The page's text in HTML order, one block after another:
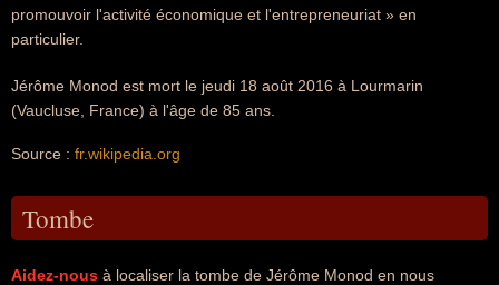
promouvoir l'activité économique et l'entrepreneuriat » en
particulier.
Jérôme Monod est mort le jeudi 18 août 2016 à Lourmarin
(Vaucluse, France) à l'âge de 85 ans.
Source : fr.wikipedia.org
Tombe
Aidez-nous à localiser la tombe de Jérôme Monod en nous